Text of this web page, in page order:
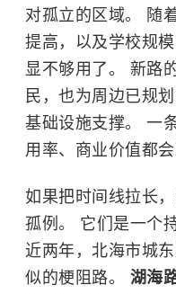
对孤立的区域。 随
提高，以及学校规
显不够用了。 新路
民，也为周边已规
基础设施支撑。 一
用率、商业价值都
如果把时间线拉长
孤例。 它们是一个
近两年，北海市城
似的梗阻路。 湖海